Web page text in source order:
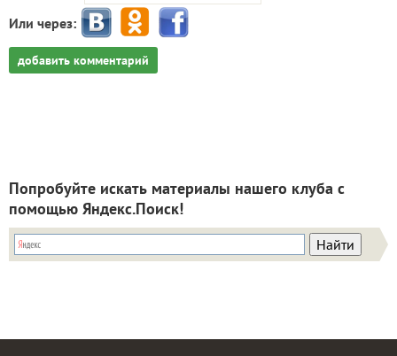
Или через:
добавить комментарий
Попробуйте искать материалы нашего клуба с
помощью Яндекс.Поиск!